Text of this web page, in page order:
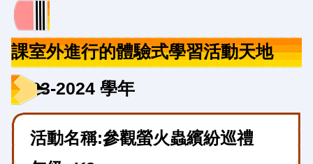
課室外進行的體驗式學習活動天地
2023-2024 學年
活動名稱:參觀螢火蟲繽紛巡禮